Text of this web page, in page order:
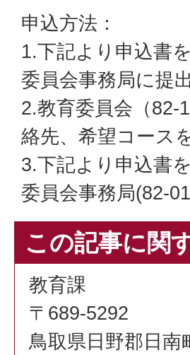
申込方法：
1.下記より申込書
委員会事務局に提出
2.教育委員会（82-
絡先、希望コース
3.下記より申込書
委員会事務局(82-
この記事に関
教育課
〒689-5292
鳥取県日野郡日南